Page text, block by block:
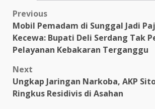
Post
navigation
Previous
Mobil Pemadam di Sunggal Jadi
Kecewa: Bupati Deli Serdang Tak
Pelayanan Kebakaran Terganggu
Next
Ungkap Jaringan Narkoba, AKP
Ringkus Residivis di Asahan